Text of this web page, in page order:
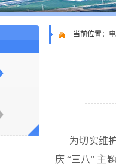
当前位置：
为切实维
庆 “三八” 主